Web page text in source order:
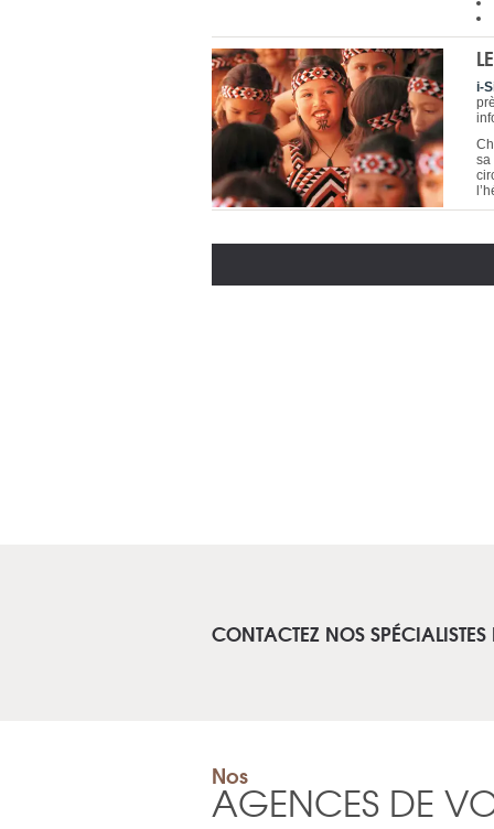
i-
sa
CONTACTEZ NOS
Nos
AGENCES DE